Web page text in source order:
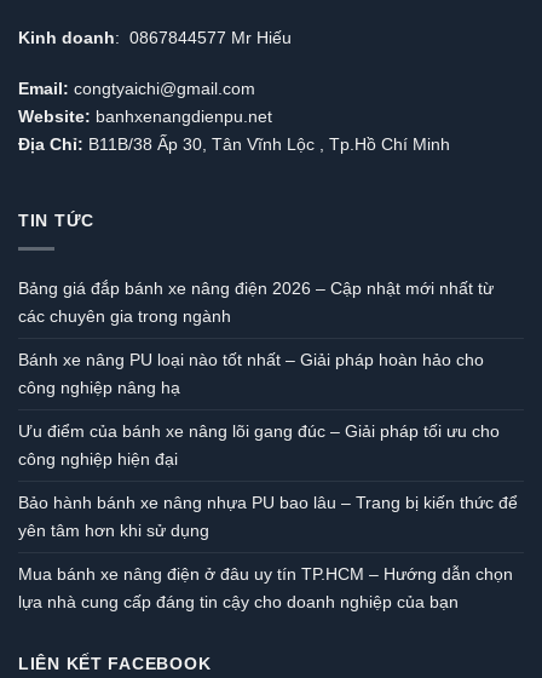
Kinh doanh: 0867844577 Mr Hiếu
Email: congtyaichi@gmail.com
Website: banhxenangdienpu.net
Địa Chỉ: B11B/38 Ấp 30, Tân Vĩnh Lộc , Tp.Hồ Chí Minh
TIN TỨC
Bảng giá đắp bánh xe nâng điện 2026 – Cập nhật mới nhất từ
các chuyên gia trong ngành
Bánh xe nâng PU loại nào tốt nhất – Giải pháp hoàn hảo cho
công nghiệp nâng hạ
Ưu điểm của bánh xe nâng lõi gang đúc – Giải pháp tối ưu cho
công nghiệp hiện đại
Bảo hành bánh xe nâng nhựa PU bao lâu – Trang bị kiến thức để
yên tâm hơn khi sử dụng
Mua bánh xe nâng điện ở đâu uy tín TP.HCM – Hướng dẫn chọn
lựa nhà cung cấp đáng tin cậy cho doanh nghiệp của bạn
LIÊN KẾT FACEBOOK